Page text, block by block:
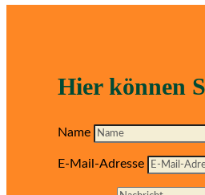
Hier können
Name
E-Mail-Adresse